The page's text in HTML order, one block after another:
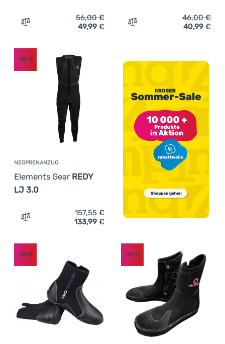
Zum Vergleich 'Neopren-Shorts Hiko NEO 3.0 Shorts'
56,00€
49,99 € Zum Vergleich 'Neopren-
46,00€
40,99 €
NEOPRENANZUG
Elements Gear REDY
LJ 3.0
-15 %
Zum Vergleich 'Neoprenanzug Elements Gear REDY LJ
157,55€
133,99 €
-10 % -16%